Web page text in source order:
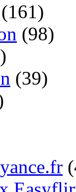
(161)
(98)
(39)